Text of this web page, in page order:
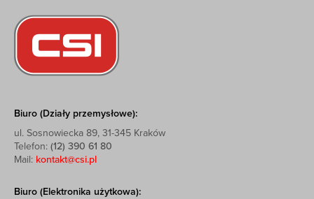
Biuro (Działy przemysłowe):
ul. Sosnowiecka 89, 31-345 Kraków
Telefon: (12) 390 61 80
Mail: kontakt@csi.pl
Biuro (Elektronika użytkowa):